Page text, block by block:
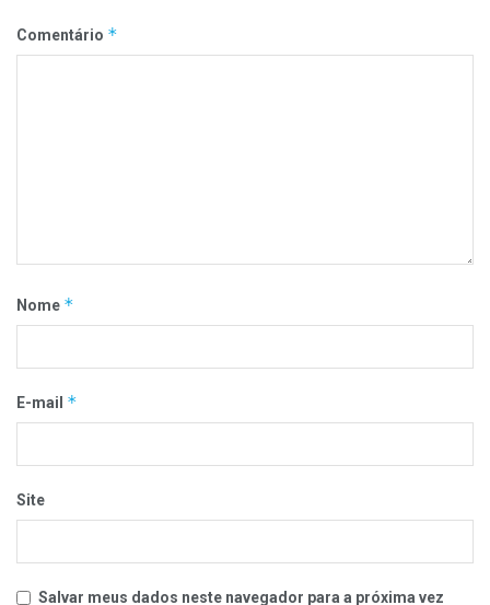
Comentário *
Nome *
E-mail *
Site
Salvar meus dados neste navegador para a próxima vez